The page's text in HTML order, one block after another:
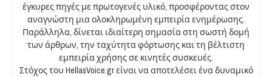
έγκυρες πηγές με πρωτογενές υλικό, προσφέροντας στον
αναγνώστη μια ολοκληρωμένη εμπειρία ενημέρωσης.
Παράλληλα, δίνεται ιδιαίτερη σημασία στη σωστή δομή
των άρθρων, την ταχύτητα φόρτωσης και τη βέλτιστη
εμπειρία χρήσης σε κινητές συσκευές.
Στόχος του HellasVoice.gr είναι να αποτελέσει ένα δυναμικό